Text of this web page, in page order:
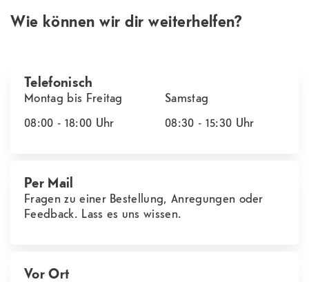
Wie können wir dir weiterhelfen?
Telefonisch
Montag bis Freitag
08:00 - 18:00 Uhr
Samstag
08:30 - 15:30 Uhr
Per Mail
Fragen zu einer Bestellung, Anregungen oder
Feedback. Lass es uns wissen.
Vor Ort